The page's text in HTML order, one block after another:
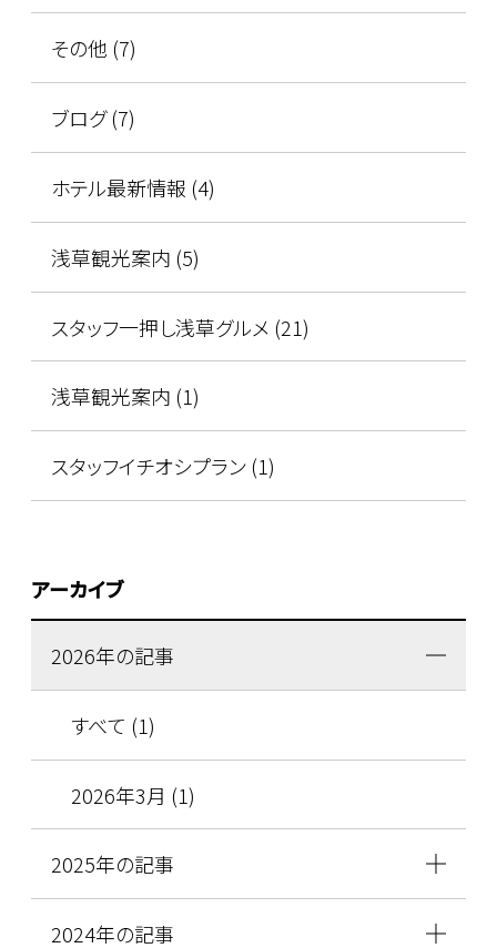
その他 (7)
ブログ (7)
ホテル最新情報 (4)
浅草観光案内 (5)
スタッフ一押し浅草グルメ (21)
浅草観光案内 (1)
スタッフイチオシプラン (1)
アーカイブ
2026年の記事
すべて (1)
2026年3月 (1)
2025年の記事
2024年の記事